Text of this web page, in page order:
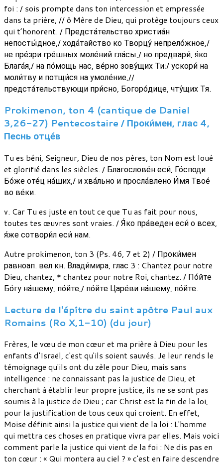
foi : / sois prompte dans ton intercession et empressée
dans ta prière, // ô Mère de Dieu, qui protège toujours ceux
qui t’honorent. / Предста́тельство христиа́н
непосты́дное,/ хода́тайство ко Творцу́ непрело́жное,/
не пре́зри гре́шных моле́ний гла́сы,/ но предвари́, я́ко
Блага́я,/ на по́мощь нас, ве́рно зову́щих Ти;/ ускори́ на
моли́тву и потщи́ся на умоле́ние,//
предста́тельствующи при́сно, Богоро́дице, чту́щих Тя.
Prokimenon, ton 4 (cantique de Daniel
3,26-27) Pentecostaire / Проки́мен, глас 4,
Песнь отце́в
Tu es béni, Seigneur, Dieu de nos pères, ton Nom est loué
et glorifié dans les siècles. / Благослове́н еси́, Го́споди
Бо́же оте́ц на́ших,/ и хва́льно и просла́влено И́мя Твое́
во ве́ки.
v. Car Tu es juste en tout ce que Tu as fait pour nous,
toutes tes œuvres sont vraies. / Я́ко пра́веден еси́ о всех,
я́же сотвори́л еси́ нам.
Autre prokimenon, ton 3 (Ps. 46, 7 et 2) / Проки́мен
равноап. вел кн. Влади́мира, глас 3 : Chantez pour notre
Dieu, chantez, * chantez pour notre Roi, chantez. / По́йте
Бо́гу на́шему, по́йте,/ по́йте Царе́ви на́шему, по́йте.
Lecture de l'épître du saint apôtre Paul aux
Romains (Ro X,1-10) (du jour)
Frères, le vœu de mon cœur et ma prière à Dieu pour les
enfants d'Israël, c'est qu'ils soient sauvés. Je leur rends le
témoignage qu'ils ont du zèle pour Dieu, mais sans
intelligence : ne connaissant pas la justice de Dieu, et
cherchant à établir leur propre justice, ils ne se sont pas
soumis à la justice de Dieu ; car Christ est la fin de la loi,
pour la justification de tous ceux qui croient. En effet,
Moïse définit ainsi la justice qui vient de la loi : L'homme
qui mettra ces choses en pratique vivra par elles. Mais voici
comment parle la justice qui vient de la foi : Ne dis pas en
ton cœur : « Qui montera au ciel ? » c'est en faire descendre